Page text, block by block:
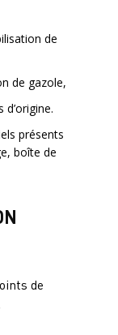
de
de gazole,
présents
boîte de
de